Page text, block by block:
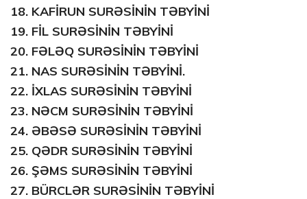
18. KAFİRUN SURƏSİNİN TƏBYİNİ
19. FİL SURƏSİNİN TƏBYİNİ
20. FƏLƏQ SURƏSİNİN TƏBYİNİ
21. NAS SURƏSİNİN TƏBYİNİ.
22. İXLAS SURƏSİNİN TƏBYİNİ
23. NƏCM SURƏSİNİN TƏBYİNİ
24. ƏBƏSƏ SURƏSİNİN TƏBYİNİ
25. QƏDR SURƏSİNİN TƏBYİNİ
26. ŞƏMS SURƏSİNİN TƏBYİNİ
27. BÜRCLƏR SURƏSİNİN TƏBYİNİ